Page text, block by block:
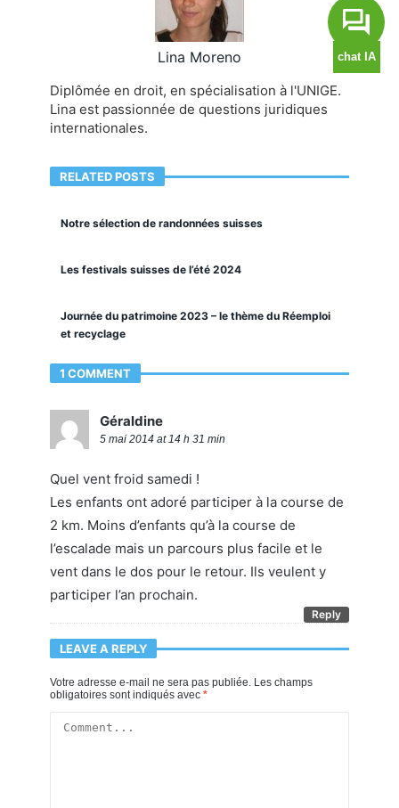
Lina Moreno
Diplômée en droit, en spécialisation à l'UNIGE.
Lina est passionnée de questions juridiques
internationales.
RELATED POSTS
Notre sélection de randonnées suisses
Les festivals suisses de l’été 2024
Journée du patrimoine 2023 – le thème du Réemploi
et recyclage
1 COMMENT
Géraldine
5 mai 2014 at 14 h 31 min
Quel vent froid samedi !
Les enfants ont adoré participer à la course de
2 km. Moins d’enfants qu’à la course de
l’escalade mais un parcours plus facile et le
vent dans le dos pour le retour. Ils veulent y
participer l’an prochain.
Reply
LEAVE A REPLY
Votre adresse e-mail ne sera pas publiée. Les champs
obligatoires sont indiqués avec *